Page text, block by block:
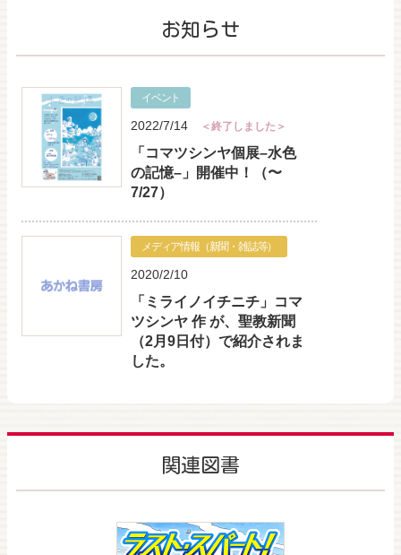
お知らせ
イベント
2022/7/14 ＜終了しました＞
「コマツシンヤ個展–水色
の記憶–」開催中！（〜
7/27）
メディア情報（新聞・雑誌等）
2020/2/10
「ミライノイチニチ」コマ
ツシンヤ 作 が、聖教新聞
（2月9日付）で紹介されま
した。
関連図書